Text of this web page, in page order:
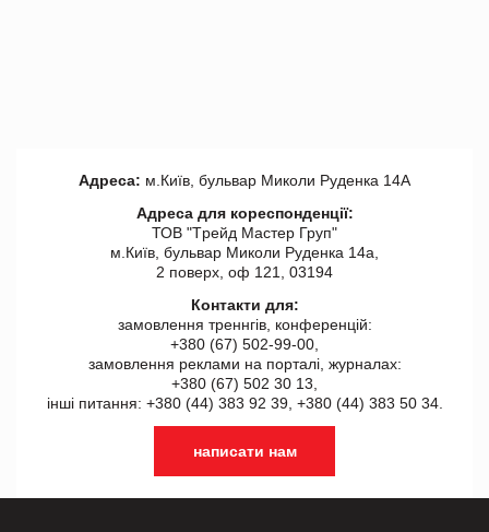
Адреса: м.Київ, бульвар Миколи Руденка 14А
Адреса для кореспонденції:
ТОВ "Tрейд Мастер Груп"
м.Київ, бульвар Миколи Руденка 14а,
2 поверх, оф 121, 03194
Контакти для:
замовлення треннгів, конференцій:
+380 (67) 502-99-00,
замовлення реклами на порталі, журналах:
+380 (67) 502 30 13,
інші питання: +380 (44) 383 92 39, +380 (44) 383 50 34.
написати нам